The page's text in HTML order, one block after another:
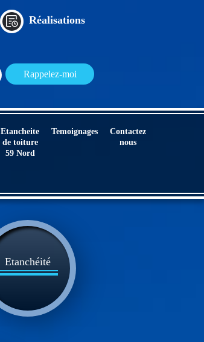
Réalisations
Etancheite
de toiture
59 Nord
Temoignages
Contactez
nous
Etanchéité